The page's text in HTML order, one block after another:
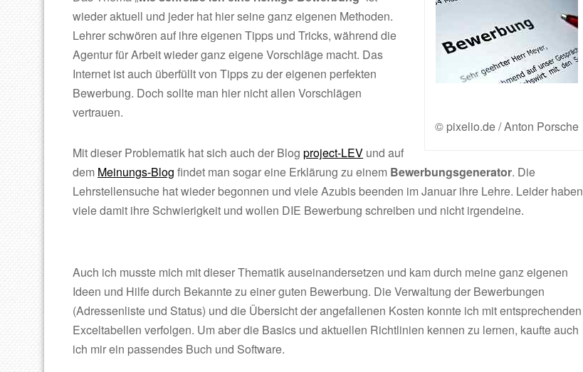
© pixelio.de / Anton Porsche
wieder aktuell und jeder hat hier seine ganz eigenen Methoden.
Lehrer schwören auf ihre eigenen Tipps und Tricks, während die
Agentur für Arbeit wieder ganz eigene Vorschläge macht. Das
Internet ist auch überfüllt von Tipps zu der eigenen perfekten
Bewerbung. Doch sollte man hier nicht allen Vorschlägen
vertrauen.
Mit dieser Problematik hat sich auch der Blog project-LEV und auf
dem Meinungs-Blog findet man sogar eine Erklärung zu einem Bewerbungsgenerator. Die
Lehrstellensuche hat wieder begonnen und viele Azubis beenden im Januar ihre Lehre. Leider haben
viele damit ihre Schwierigkeit und wollen DIE Bewerbung schreiben und nicht irgendeine.
Auch ich musste mich mit dieser Thematik auseinandersetzen und kam durch meine ganz eigenen
Ideen und Hilfe durch Bekannte zu einer guten Bewerbung. Die Verwaltung der Bewerbungen
(Adressenliste und Status) und die Übersicht der angefallenen Kosten konnte ich mit entsprechenden
Exceltabellen verfolgen. Um aber die Basics und aktuellen Richtlinien kennen zu lernen, kaufte auch
ich mir ein passendes Buch und Software.